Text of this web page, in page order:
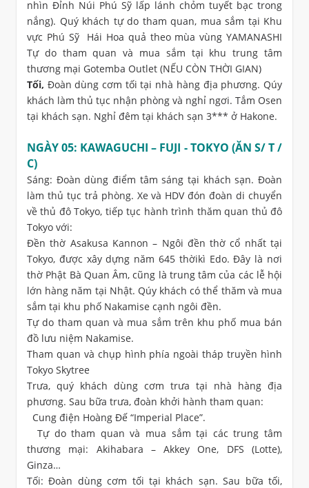
nhìn Đỉnh Núi Phú Sỹ lấp lánh chỏm tuyết bạc trong
nắng). Quý khách tự do tham quan, mua sắm tại Khu
vực Phú Sỹ Hái Hoa quả theo mùa vùng YAMANASHI
Tự do tham quan và mua sắm tại khu trung tâm
thương mại Gotemba Outlet (NẾU CÒN THỜI GIAN)
Tối, Đoàn dùng cơm tối tại nhà hàng địa phương. Qúy
khách làm thủ tục nhận phòng và nghỉ ngơi. Tắm Osen
tại khách sạn. Nghỉ đêm tại khách sạn 3*** ở Hakone.
NGÀY 05: KAWAGUCHI – FUJI - TOKYO (ĂN S/ T /
C)
Sáng: Đoàn dùng điểm tâm sáng tại khách sạn. Đoàn
làm thủ tục trả phòng. Xe và HDV đón đoàn di chuyển
về thủ đô Tokyo, tiếp tục hành trình thăm quan thủ đô
Tokyo với:
Đền thờ Asakusa Kannon – Ngôi đền thờ cổ nhất tại
Tokyo, được xây dựng năm 645 thờikì Edo. Đây là nơi
thờ Phật Bà Quan Âm, cũng là trung tâm của các lễ hội
lớn hàng năm tại Nhật. Qúy khách có thể thăm và mua
sắm tại khu phố Nakamise cạnh ngôi đền.
Tự do tham quan và mua sắm trên khu phố mua bán
đồ lưu niệm Nakamise.
Tham quan và chụp hình phía ngoài tháp truyền hình
Tokyo Skytree
Trưa, quý khách dùng cơm trưa tại nhà hàng địa
phương. Sau bữa trưa, đoàn khởi hành tham quan:
Cung điện Hoàng Đế “Imperial Place”.
Tự do tham quan và mua sắm tại các trung tâm
thương mại: Akihabara – Akkey One, DFS (Lotte),
Ginza…
Tối: Đoàn dùng cơm tối tại khách sạn. Sau bữa tối,